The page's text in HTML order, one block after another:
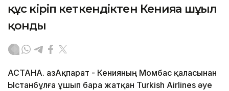
құс кіріп кеткендіктен Кенияға шұғыл
қонды
АСТАНА. ҚазАқпарат - Кенияның Момбас қаласынан
Ыстанбұлға ұшып бара жатқан Turkish Airlines әуе